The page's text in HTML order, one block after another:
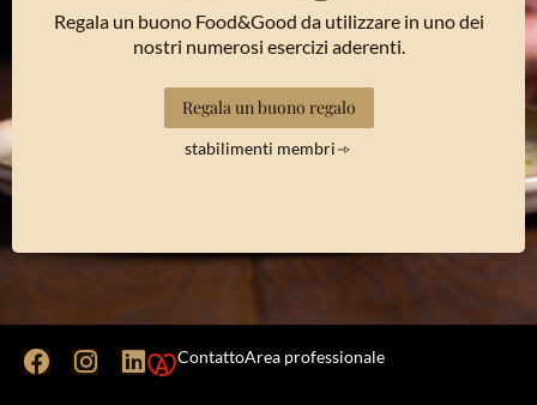
Regala un buono Food&Good da utilizzare in uno dei
nostri numerosi esercizi aderenti.
Regala un buono regalo
stabilimenti membri
ContattoArea professionale